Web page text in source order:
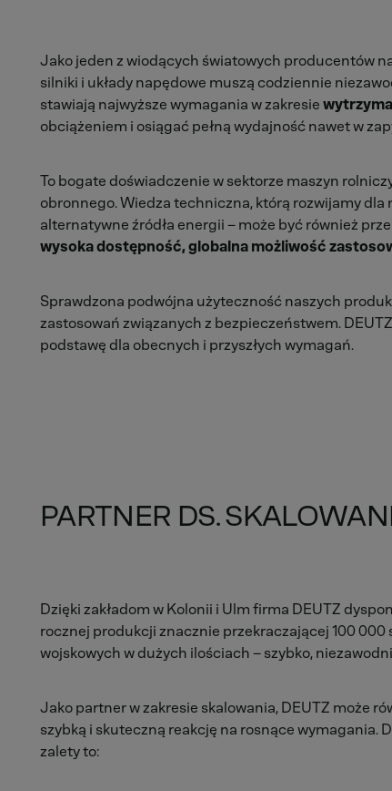
Jako jeden z wiodących światowych producentów
silniki i układy napędowe muszą codziennie
stawiają najwyższe wymagania w zakresie
obciążeniem i osiągać pełną wydajność nawet w
To bogate doświadczenie w sektorze maszyn
obronnego. Wiedza techniczna, którą rozwijamy
alternatywne źródła energii – może być również
wysoka dostępność, globalna możliwość
Sprawdzona podwójna użyteczność naszych
zastosowań związanych z bezpieczeństwem.
podstawę dla obecnych i przyszłych wymagań.
PARTNER DS.
Dzięki zakładom w Kolonii i Ulm firma DEUTZ
rocznej produkcji znacznie przekraczającej 100
wojskowych w dużych ilościach – szybko,
Jako partner w zakresie skalowania, DEUTZ może
szybką i skuteczną reakcję na rosnące wymagania.
zalety to: